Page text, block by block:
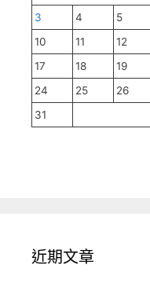
3
4 5
10
11 12
17
18 19
24
25 26
31
近期文章